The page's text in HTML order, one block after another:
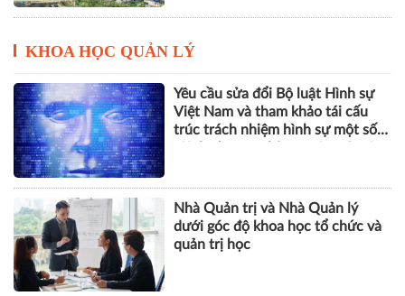
KHOA HỌC QUẢN LÝ
Yêu cầu sửa đổi Bộ luật Hình sự
Việt Nam và tham khảo tái cấu
trúc trách nhiệm hình sự một số
Nhà Quản trị và Nhà Quản lý
dưới góc độ khoa học tổ chức và
quản trị học